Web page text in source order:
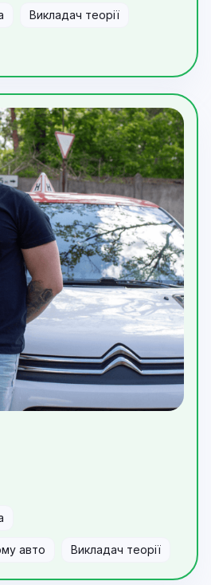
Викладач теорії
авто Викладач теорії